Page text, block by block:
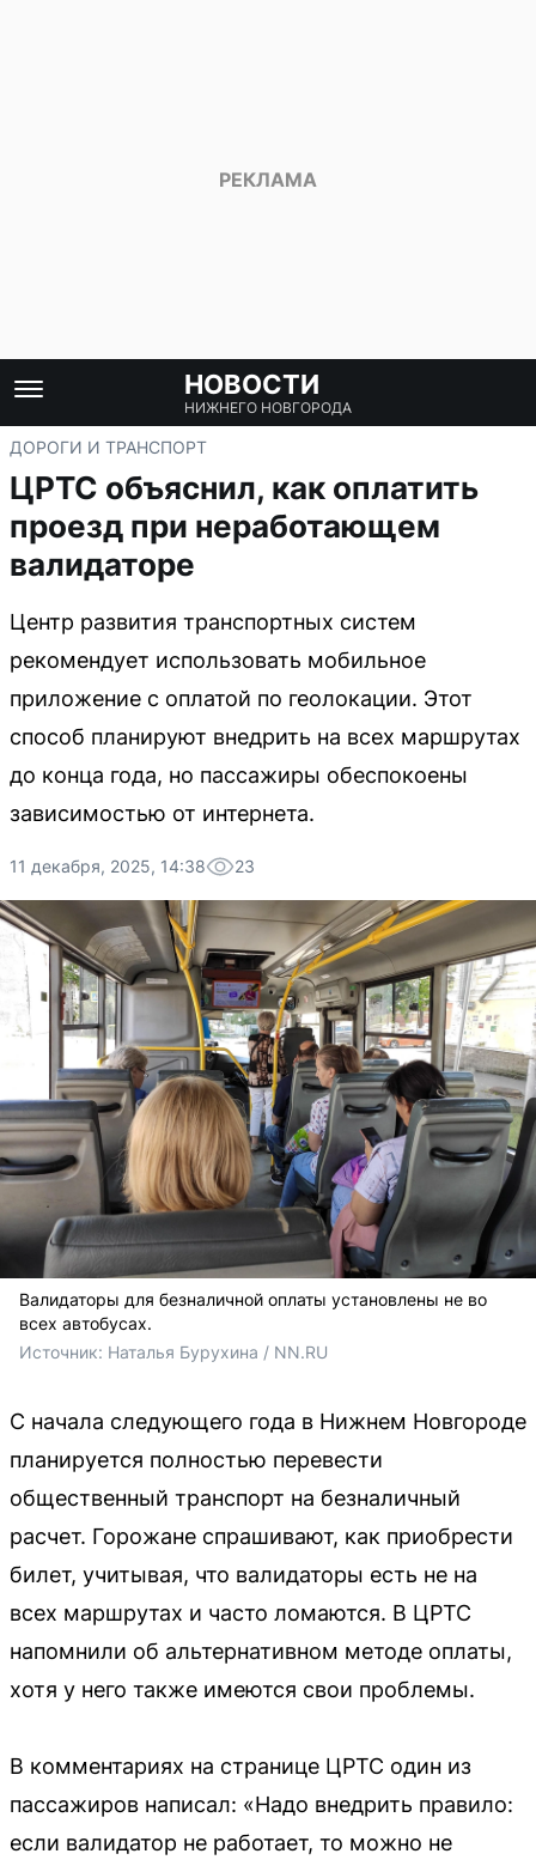
НОВОСТИ
НИЖНЕГО НОВГОРОДА
ДОРОГИ И ТРАНСПОРТ
ЦРТС объяснил, как оплатить
проезд при неработающем
валидаторе
Центр развития транспортных систем
рекомендует использовать мобильное
приложение с оплатой по геолокации. Этот
способ планируют внедрить на всех маршрутах
до конца года, но пассажиры обеспокоены
зависимостью от интернета.
11 декабря, 2025, 14:38 23
Валидаторы для безналичной оплаты установлены не во
всех автобусах.
Источник: Наталья Бурухина / NN.RU
С начала следующего года в Нижнем Новгороде
планируется полностью перевести
общественный транспорт на безналичный
расчет. Горожане спрашивают, как приобрести
билет, учитывая, что валидаторы есть не на
всех маршрутах и часто ломаются. В ЦРТС
напомнили об альтернативном методе оплаты,
хотя у него также имеются свои проблемы.
В комментариях на странице ЦРТС один из
пассажиров написал: «Надо внедрить правило:
если валидатор не работает, то можно не